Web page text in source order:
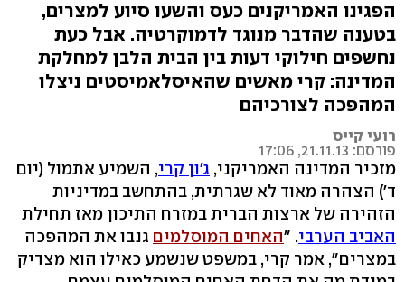
הפגינו האמריקנים כעס והשעו סיוע למצרים,
בטענה שהדבר מנוגד לדמוקרטיה. אבל כעת
נחשפים חילוקי דעות בין הבית הלבן למחלקת
המדינה: קרי מאשים שהאיסלאמיסטים ניצלו
המהפכה לצורכיהם
רועי קייס
פורסם: 21.11.13, 17:06
מזכיר המדינה האמריקני, ג'ון קרי, השמיע אתמול (יום
ד') הצהרה מאוד לא שגרתית, בהתחשב במדיניות
הזהירה של ארצות הברית במזרח התיכון מאז תחילת
האביב הערבי. "האחים המוסלמים גנבו את המהפכה
במצרים", אמר קרי, במשפט שנשמע כאילו הוא מצדיק